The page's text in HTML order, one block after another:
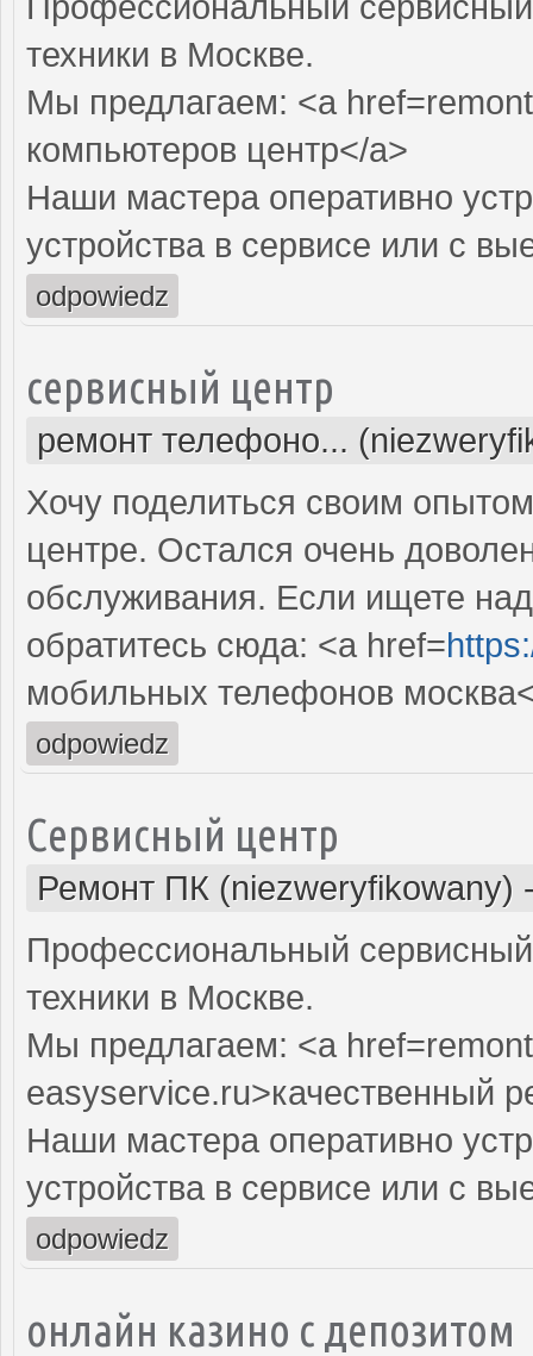
техники в Москве.
Мы предлагаем: <a
компьютеров центр</a>
Наши мастера оперативно
устройства в сервисе или с
odpowiedz
сервисный центр
ремонт телефоно...
Хочу поделиться своим
центре. Остался очень
обслуживания. Если ищете
обратитесь сюда: <a href=
мобильных телефонов
odpowiedz
Сервисный центр
Ремонт ПК (niezweryfikowany)
Профессиональный
техники в Москве.
Мы предлагаем: <a
easyservice.ru>качественный
Наши мастера оперативно
устройства в сервисе или с
odpowiedz
онлайн казино с депозитом